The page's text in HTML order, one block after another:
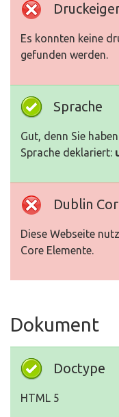
Es konnten keine
gefunden werden.
Sprache
Gut, denn Sie
Sprache deklariert:
Dublin
Diese Webseite
Core Elemente.
Dokument
Doctype
HTML 5